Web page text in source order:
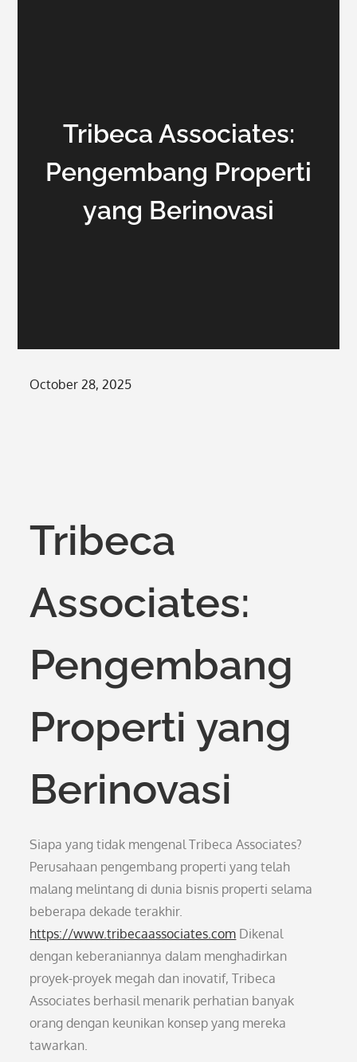
Tribeca Associates:
Pengembang Properti
yang Berinovasi
Posted
October 28, 2025
Tribeca
Associates:
Pengembang
Properti yang
Berinovasi
Siapa yang tidak mengenal Tribeca Associates?
Perusahaan pengembang properti yang telah
malang melintang di dunia bisnis properti selama
beberapa dekade terakhir.
https://www.tribecaassociates.com Dikenal
dengan keberaniannya dalam menghadirkan
proyek-proyek megah dan inovatif, Tribeca
Associates berhasil menarik perhatian banyak
orang dengan keunikan konsep yang mereka
tawarkan.